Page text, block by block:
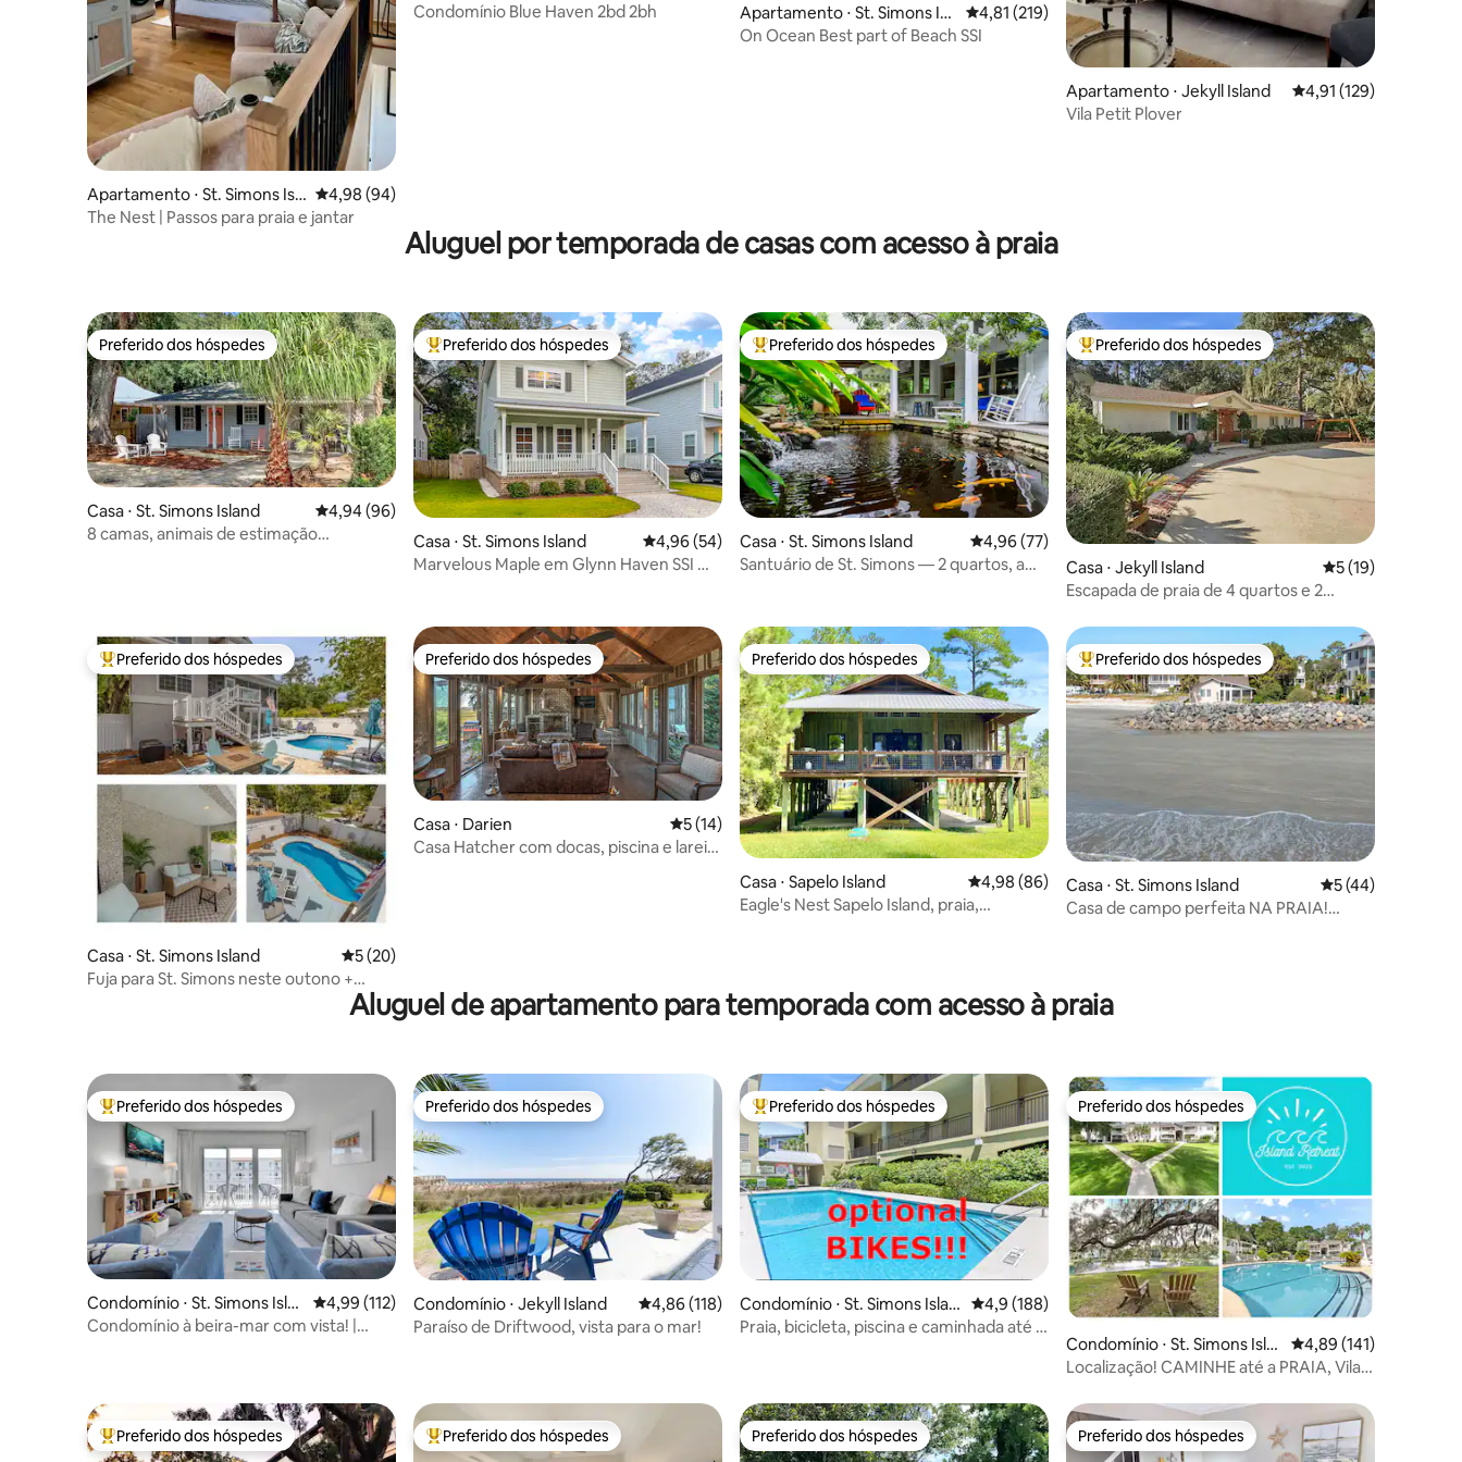
Apartamento ⋅ St. Simons Isla
nd
4,98 de uma avaliação média de 5, 94 avaliações
4,98 (94)
The Nest | Passos para praia e jantar
Condomínio Blue Haven 2bd 2bh
Apartamento ⋅ St. Simons Isl
and
4,81 de uma avaliação média de 5, 219 avaliações
4,81 (219)
On Ocean Best part of Beach SSI
Apartamento ⋅ Jekyll Island 4,91 de uma avaliação
4,91 (129)
Vila Petit Plover
Aluguel por temporada de casas com acesso à praia
Preferido dos hóspedes
Preferido dos hóspedes
Casa ⋅ St. Simons Island 4,94 de uma avaliação média de 5, 96 avaliações
4,94 (96)
8 camas, animais de estimação
Entre os melhores preferidos dos hóspedes
Preferido dos hóspedes
Casa ⋅ St. Simons Island 4,96 de uma avaliação média de 5, 54 avaliações
4,96 (54)
Marvelous Maple em Glynn Haven SSI —
Entre os melhores preferidos dos hóspedes
Preferido dos hóspedes
Casa ⋅ St. Simons Island 4,96 de uma avaliação média de 5, 77 avaliações
4,96 (77)
Santuário de St. Simons — 2 quartos, a
Entre os melhores preferidos dos hóspedes
Preferido dos hóspedes
Casa ⋅ Jekyll Island 5 de uma
5 (19)
Escapada de praia de 4 quartos e 2
Entre os melhores preferidos dos hóspedes
Preferido dos hóspedes
Casa ⋅ St. Simons Island 5 de uma avaliação média de 5, 20 avaliações
5 (20)
Fuja para St. Simons neste outono +
Preferido dos hóspedes
Preferido dos hóspedes
Casa ⋅ Darien 5 de uma avaliação média de 5, 14 avaliações
5 (14)
Casa Hatcher com docas, piscina e lareira
Preferido dos hóspedes
Preferido dos hóspedes
Casa ⋅ Sapelo Island 4,98 de uma avaliação média de 5, 86 avaliações
4,98 (86)
Eagle's Nest Sapelo Island, praia,
Entre os melhores preferidos dos hóspedes
Preferido dos hóspedes
Casa ⋅ St. Simons Island 5 de uma
5 (44)
Casa de campo perfeita NA PRAIA!
Aluguel de apartamento para temporada com acesso à praia
Entre os melhores preferidos dos hóspedes
Preferido dos hóspedes
Condomínio ⋅ St. Simons Isla
nd
4,99 de uma avaliação média de 5, 112 avaliações
4,99 (112)
Condomínio à beira-mar com vista! |
Preferido dos hóspedes
Preferido dos hóspedes
Condomínio ⋅ Jekyll Island 4,86 de uma avaliação média de 5, 118 avaliações
4,86 (118)
Paraíso de Driftwood, vista para o mar!
Entre os melhores preferidos dos hóspedes
Preferido dos hóspedes
Condomínio ⋅ St. Simons Islan
d
4,9 de uma avaliação média de 5, 188 avaliações
4,9 (188)
Praia, bicicleta, piscina e caminhada até o
Preferido dos hóspedes
Preferido dos hóspedes
Condomínio ⋅ St. Simons Isla
nd
4,89 de uma avaliação
4,89 (141)
Localização! CAMINHE até a PRAIA, Vila e
Entre os melhores preferidos dos hóspedes
Preferido dos hóspedes Entre os melhores preferidos dos hóspedes
Preferido dos hóspedes Preferido dos hóspedes
Preferido dos hóspedes Preferido dos hóspedes
Preferido dos hóspedes